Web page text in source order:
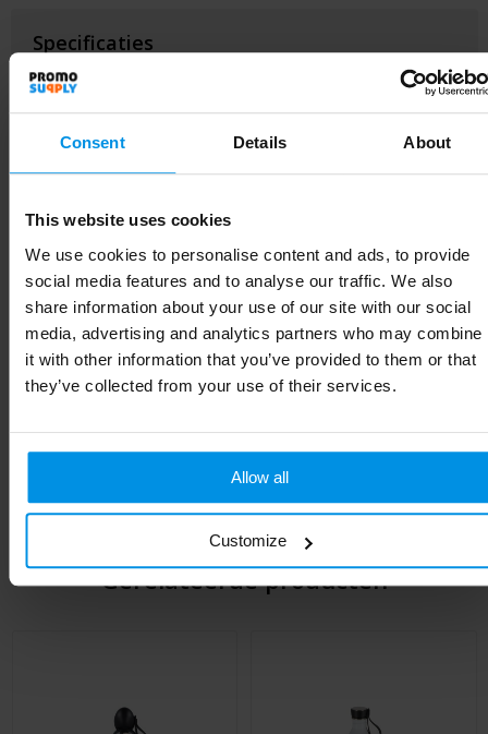
Consent Details About
This website uses cookies
We use cookies to personalise content and ads, to provide
social media features and to analyse our traffic. We also
share information about your use of our site with our social
media, advertising and analytics partners who may combine
it with other information that you’ve provided to them or that
they’ve collected from your use of their services.
Allow all
Customize
Specificaties
Inhoud
Artikelnummer MO2988-03
Merk
Gewicht 380 g
Materiaal Roestvrij Staal
Kleur Zwart
Gerelateerde producten